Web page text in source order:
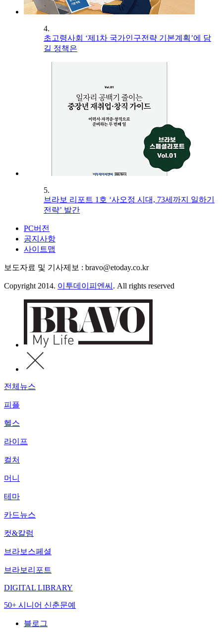
4.
초고령사회 ‘제1차 국가인구전략 기본계획’에 담
길 정책은
5.
브라보 리포트 1호 ‘사오정 시대, 73세까지 일하기
전략’ 발간
PC버전
공지사항
사이트맵
보도자료 및 기사제보 : bravo@etoday.co.kr
Copyright 2014. 이투데이피엔씨 . All rights reserved
전체뉴스
피플
헬스
라이프
컬처
머니
테마
카드뉴스
컷&칼럼
브라보스페셜
브라보리포트
DIGITAL LIBRARY
50+ 시니어 신춘문예
블로그